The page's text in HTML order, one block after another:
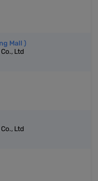
Mall )
Ltd
Ltd